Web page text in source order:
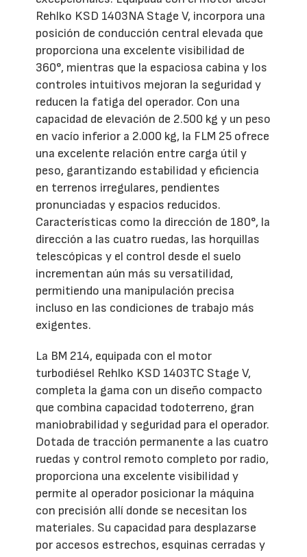
Rehlko KSD 1403NA Stage V, incorpora una
posición de conducción central elevada que
proporciona una excelente visibilidad de
360°, mientras que la espaciosa cabina y los
controles intuitivos mejoran la seguridad y
reducen la fatiga del operador. Con una
capacidad de elevación de 2.500 kg y un peso
en vacío inferior a 2.000 kg, la FLM 25 ofrece
una excelente relación entre carga útil y
peso, garantizando estabilidad y eficiencia
en terrenos irregulares, pendientes
pronunciadas y espacios reducidos.
Características como la dirección de 180°, la
dirección a las cuatro ruedas, las horquillas
telescópicas y el control desde el suelo
incrementan aún más su versatilidad,
permitiendo una manipulación precisa
incluso en las condiciones de trabajo más
exigentes.
La BM 214, equipada con el motor
turbodiésel Rehlko KSD 1403TC Stage V,
completa la gama con un diseño compacto
que combina capacidad todoterreno, gran
maniobrabilidad y seguridad para el operador.
Dotada de tracción permanente a las cuatro
ruedas y control remoto completo por radio,
proporciona una excelente visibilidad y
permite al operador posicionar la máquina
con precisión allí donde se necesitan los
materiales. Su capacidad para desplazarse
por accesos estrechos, esquinas cerradas y